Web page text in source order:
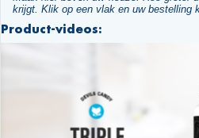
krijgt. Klik op een vlak en uw bestelling
Product-videos: